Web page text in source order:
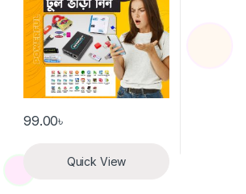
99.00৳
Quick View